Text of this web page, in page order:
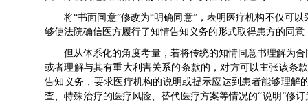
将“书面同意”修改为“明确同意”，表明医疗机构不仅可
够使法院确信医方履行了知情告知义务的形式取得患方的同
但从体系化的角度考量，若将传统的知情同意书理解为
或者理解与其有重大利害关系的条款的，对方可以主张该条
告知义务，要求医疗机构的说明或提示应达到患者能够理解
查、特殊治疗的医疗风险、替代医疗方案等情况的“说明”修